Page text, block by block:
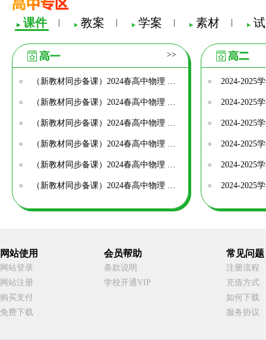
课件 教案 学案 素材
>>
● （新教材同步备课）2024春高中物理 第8章 机械能守恒定律课件（打包8套）新人教版必修第二册
● （新教材同步备课）2024春高中物理 第7章 万有引力与宇宙航行课件（打包7套）新人教版必修第二册
● （新教材同步备课）2024春高中物理 第6章 圆周运动课件（打包6套）新人教版必修第二册
● （新教材同步备课）2024春高中物理 第5章 抛体运动课件（打包6套）新人教版必修第二册
● （新教材同步备课）2024春高中物理 全一册课件（打包27套）新人教版必修第二册
● （新教材同步备课）2024春高中物理 第8章 机械能守恒定律 主题提升课2 机械能及其守恒定律课件 新人教版必修第二册
●
●
●
●
●
●
网站使用
网站登录
网站注册
购买支付
免费下载
会员帮助
条款说明
学校开通VIP
常见问题
注册流程
充值方式
如何下载
服务协议